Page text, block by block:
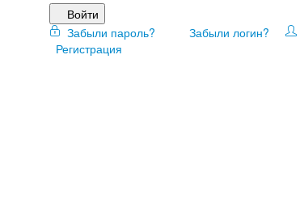
Войти
Забыли пароль?
Забыли логин?
Регистрация